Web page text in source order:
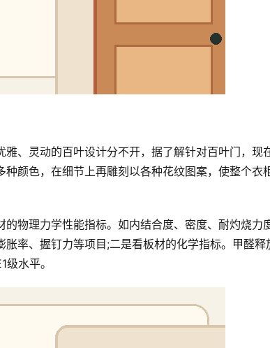
、灵动的百叶设计分不开，据了解针对百叶门，现
颜色，在细节上再雕刻以各种花纹图案，使整个衣
物理力学性能指标。如内结合度、密度、耐灼烧力度
率、握钉力等项目;二是看板材的化学指标。甲醛释
水平。